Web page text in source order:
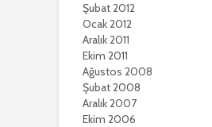
Şubat 2012
Ocak 2012
Aralık 2011
Ekim 2011
Ağustos 2008
Şubat 2008
Aralık 2007
Ekim 2006